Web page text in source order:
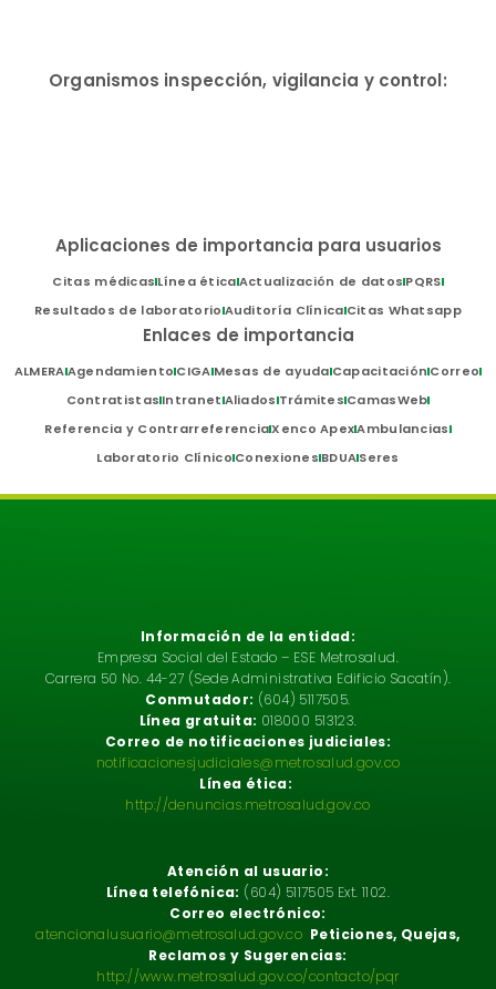
Organismos inspección, vigilancia y control:
Aplicaciones de importancia para usuarios
Citas médicasLínea éticaActualización de datosPQRS
Resultados de laboratorio Auditoría ClínicaCitas Whatsapp
Enlaces de importancia
ALMERAAgendamientoCIGAMesas de ayudaCapacitaciónCorreo
ContratistasIntranet Aliados TrámitesCamasWeb
Referencia y ContrarreferenciaXenco ApexAmbulancias
Laboratorio Clínico Conexiones BDUASeres
Información de la entidad:
Empresa Social del Estado – ESE Metrosalud.
Carrera 50 No. 44-27 (Sede Administrativa Edificio Sacatín).
Conmutador: (604) 5117505.
Línea gratuita: 018000 513123.
Correo de notificaciones judiciales:
notificacionesjudiciales@metrosalud.gov.co
Línea ética:
http://denuncias.metrosalud.gov.co
Atención al usuario:
Línea telefónica: (604) 5117505 Ext. 1102.
Correo electrónico:
atencionalusuario@metrosalud.gov.co Peticiones, Quejas,
Reclamos y Sugerencias:
http://www.metrosalud.gov.co/contacto/pqr